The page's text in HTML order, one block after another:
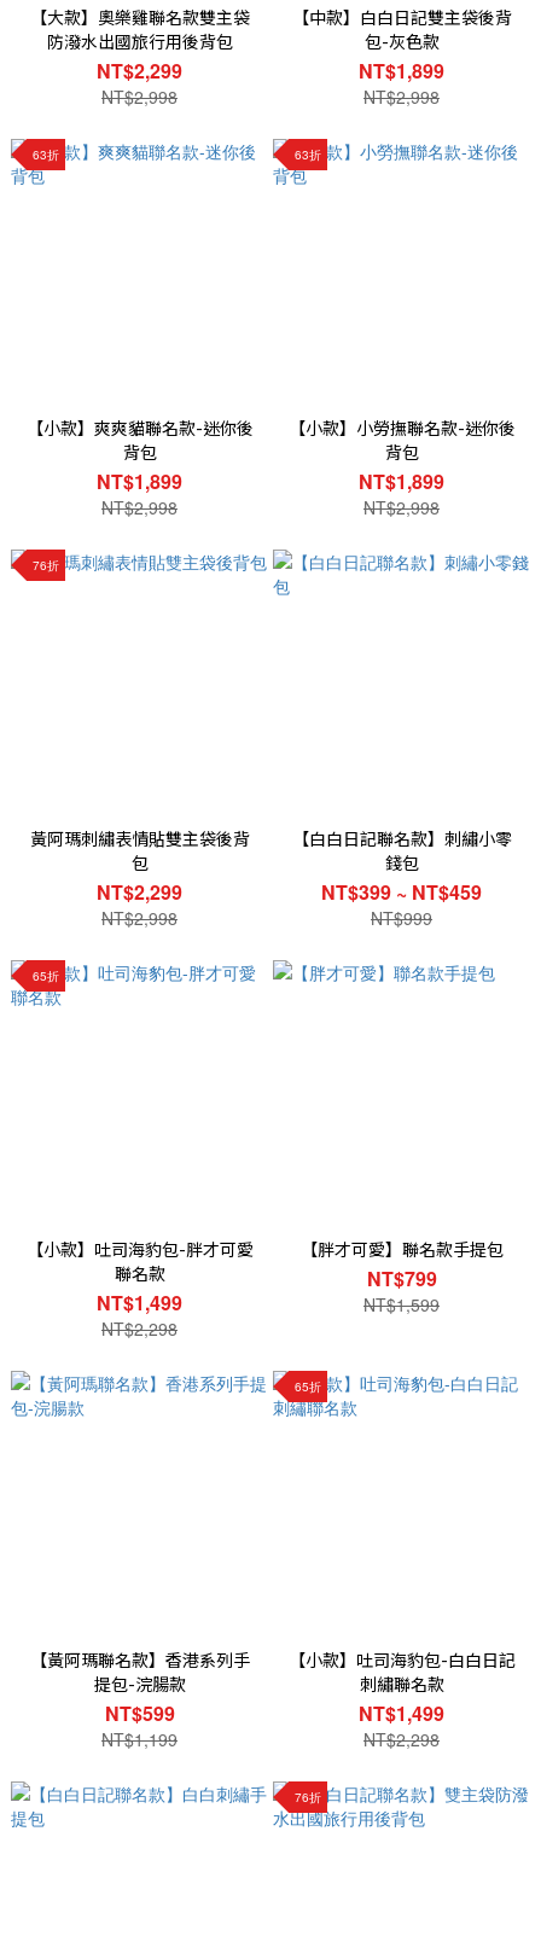
【大款】奧樂雞聯名款雙主袋
防潑水出國旅行用後背包
NT$2,299
NT$2,998
【中款】白白日記雙主袋後背
包-灰色款
NT$1,899
NT$2,998
63折
【小款】爽爽貓聯名款-迷你後
背包
NT$1,899
NT$2,998
63折
【小款】小勞撫聯名款-迷你後
背包
NT$1,899
NT$2,998
76折
黃阿瑪刺繡表情貼雙主袋後背
包
NT$2,299
NT$2,998
【白白日記聯名款】刺繡小零
錢包
NT$399 ~ NT$459
NT$999
65折
【小款】吐司海豹包-胖才可愛
聯名款
NT$1,499
NT$2,298
【胖才可愛】聯名款手提包
NT$799
NT$1,599
【黃阿瑪聯名款】香港系列手
提包-浣腸款
NT$599
NT$1,199
65折
【小款】吐司海豹包-白白日記
刺繡聯名款
NT$1,499
NT$2,298
76折